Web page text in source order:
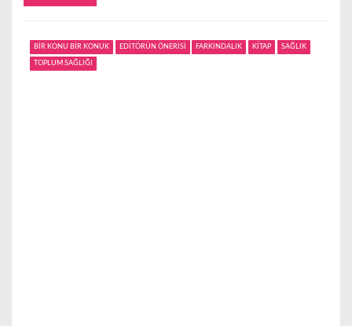
BİR KONU BİR KONUK EDİTÖRÜN ÖNERİSİ FARKINDALIK KİTAP SAĞLIK
TOPLUM SAĞLIĞI